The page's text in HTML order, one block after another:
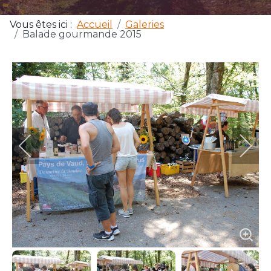
Vous êtes ici : Accueil
Galeries
Balade gourmande 2015